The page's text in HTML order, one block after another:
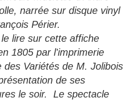
narrée sur disque vinyl
Périer.
lire sur cette affiche
1805 par l'imprimerie
des Variétés de M. Jolibois
de ses
le soir. Le spectacle